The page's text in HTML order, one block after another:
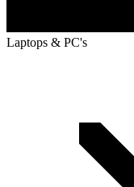
Laptops & PC's